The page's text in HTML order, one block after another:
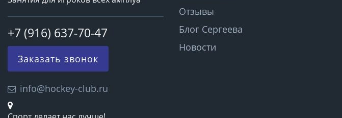
+7 (916) 637-70-47
Заказать звонок
info@hockey-club.ru
Отзывы
Блог Сергеева
Новости